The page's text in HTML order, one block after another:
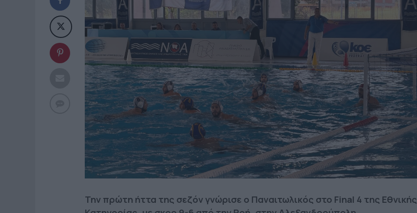
Την πρώτη ήττα της σεζόν γνώρισε ο Παναιτωλικός στο Final 4 της Εθνικής